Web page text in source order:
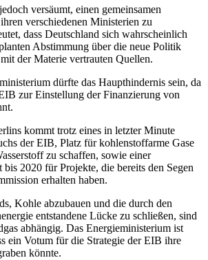
versäumt, einen gemeinsamen
verschiedenen Ministerien zu
dass Deutschland sich wahrscheinlich
Abstimmung über die neue Politik
der Materie vertrauten Quellen.
dürfte das Haupthindernis sein, da
zur Einstellung der Finanzierung von
kommt trotz eines in letzter Minute
der EIB, Platz für kohlenstoffarme Gase
zu schaffen, sowie einer
bis 2020 für Projekte, die bereits den Segen
erhalten haben.
Kohle abzubauen und die durch den
entstandene Lücke zu schließen, sind
abhängig. Das Energieministerium ist
ein Votum für die Strategie der EIB ihre
könnte.